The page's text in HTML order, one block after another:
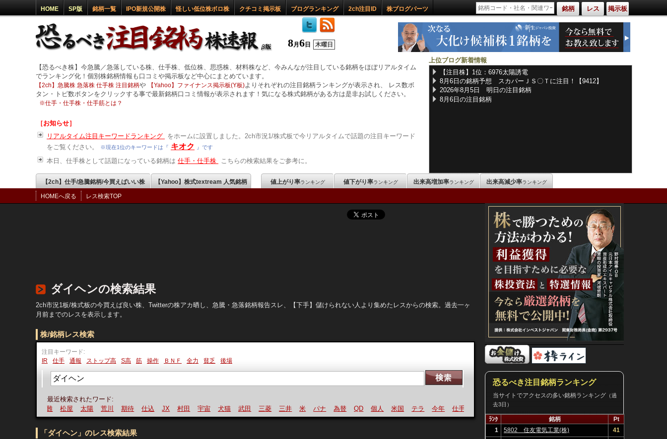
HOME SP版 銘柄一覧 IPO新規公開株 怪しい低位株ボロ株 クチコミ掲示板 ブログランキング 2ch注目ID 株ブログパーツ 銘柄 レス 掲示板
8月 6 日 木曜日
【恐るべき株】今急騰／急落している株、仕手株、低位株、思惑株、材料株など、今みんなが注目している銘柄をほぼリアルタイム
でランキング化！個別株銘柄情報も口コミや掲示板など中心にまとめています。
【2ch】急騰株 急落株 仕手株 注目銘柄や 【Yahoo】ファイナンス掲示板(Y板)よりそれぞれの注目銘柄ランキングが表示され、 レス数ボ
タン・トピ数ボタンをクリックする事で最新銘柄口コミ情報が表示されます！気になる株式銘柄がある方は是非お試しください。
※仕手・仕手株・仕手筋とは？
［お知らせ］
リアルタイム注目キーワードランキング
をホームに設置しました。2ch市況1/株式板で今リアルタイムで話題の注目キーワード
をご覧ください。
※現在1位のキーワードは『 キオク 』です
本日、仕手株として話題になっている銘柄は 仕手・仕手株 こちらの検索結果をご参考に。
上位ブログ新着情報
【注目株】1位：6976太陽誘電
8月6日の銘柄予想 スカパーＪＳ〇Ｔに注目！【9412】
2026年8月5日 明日の注目銘柄
8月6日の注目銘柄
【2ch】仕手/急騰銘柄/今買えばいい株 【Yahoo】株式textream 人気銘柄 値上がり率ランキング 値下がり率ランキング 出来高増加率ランキング 出来高減少率ランキング
HOMEへ戻る レス検索TOP
ダイヘンの検索結果
2ch市況1板/株式板の今買えば良い株、Twitterの株アカ晒し、急騰・急落銘柄報告スレ、【下手】儲けられない人より集めたレスからの検索。過去一ヶ
月前までのレスを表示します。
株/銘柄レス検索
注目キーワード:
IR
仕手 通報 ストップ高 S高 筋 操作 ＢＮＦ 全力 貧乏 後場
最近検索されたワード:
松屋 太陽 荒川 期待 仕込 JX 村田 宇宙 犬猫 武田 三菱 三井 米 パナ 為替 QD 個人 米国 テラ 今年 仕手
「ダイヘン」のレス検索結果
恐るべき注目銘柄ランキング
当サイトでアクセスの多い銘柄ランキング（過
去3日）
ﾗﾝｸ 銘柄
Pt
1
5802 住友電気工業(株)
41